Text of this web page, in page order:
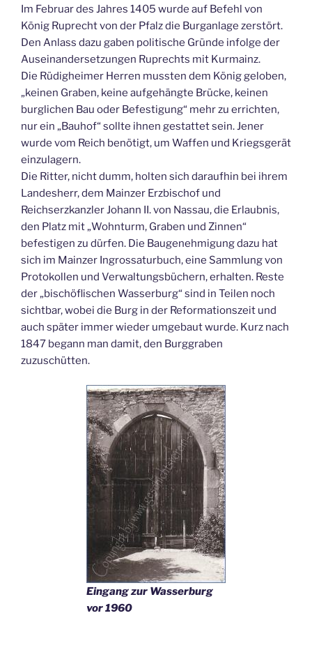
Im Februar des Jahres 1405 wurde auf Befehl von
König Ruprecht von der Pfalz die Burganlage zerstört.
Den Anlass dazu gaben politische Gründe infolge der
Auseinandersetzungen Ruprechts mit Kurmainz.
Die Rüdigheimer Herren mussten dem König geloben,
„keinen Graben, keine aufgehängte Brücke, keinen
burglichen Bau oder Befestigung“ mehr zu errichten,
nur ein „Bauhof“ sollte ihnen gestattet sein. Jener
wurde vom Reich benötigt, um Waffen und Kriegsgerät
einzulagern.
Die Ritter, nicht dumm, holten sich daraufhin bei ihrem
Landesherr, dem Mainzer Erzbischof und
Reichserzkanzler Johann II. von Nassau, die Erlaubnis,
den Platz mit „Wohnturm, Graben und Zinnen“
befestigen zu dürfen. Die Baugenehmigung dazu hat
sich im Mainzer Ingrossaturbuch, eine Sammlung von
Protokollen und Verwaltungsbüchern, erhalten. Reste
der „bischöflischen Wasserburg“ sind in Teilen noch
sichtbar, wobei die Burg in der Reformationszeit und
auch später immer wieder umgebaut wurde. Kurz nach
1847 begann man damit, den Burggraben
zuzuschütten.
Eingang zur Wasserburg
vor 1960